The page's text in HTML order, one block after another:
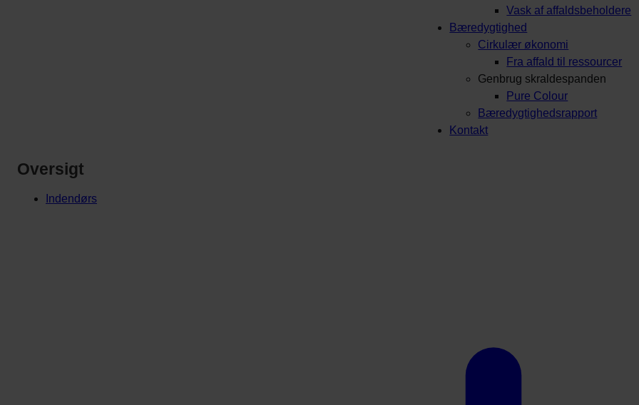
Vask af affaldsbeholdere
Bæredygtighed
Cirkulær økonomi
Fra affald til ressourcer
Genbrug skraldespanden
Pure Colour
Bæredygtighedsrapport
Kontakt
Oversigt
Indendørs